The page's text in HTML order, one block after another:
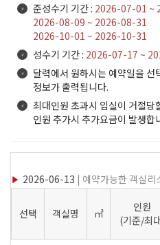
준성수기 기간 : 2026-07-01 ~
2026-08-09 ~ 2026-08-31
2026-10-01 ~ 2026-10-31
성수기 기간 : 2026-07-17 ~
달력에서 원하시는 예약일을 선
정보가 출력됩니다.
최대인원 초과시 입실이 거절당
인원 추가시 추가요금이 발생합
2026-06-13 | 예약가능한 객실리
선택 객실명 ㎡
인원
(기준/최